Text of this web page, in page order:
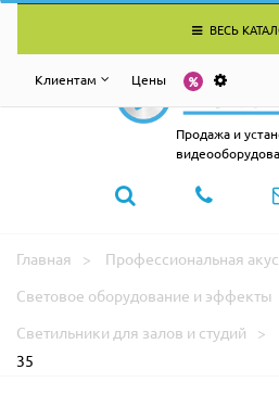
ВЕСЬ
Клиентам Цены
Продажа и
Главная
Профессиональная
Световое оборудование и эффекты
Светильники для залов и студий
35